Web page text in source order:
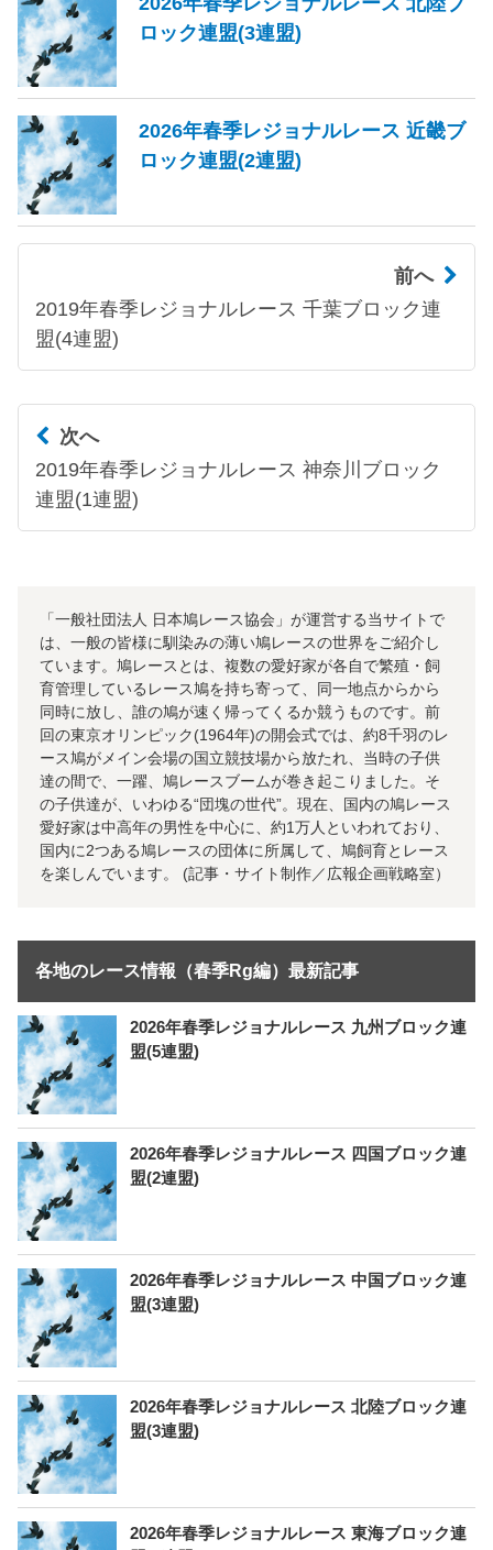
ロック連盟(3連盟)
2026年春季レジョナルレース 近畿ブ
ロック連盟(2連盟)
前へ
2019年春季レジョナルレース 千葉ブロック連
盟(4連盟)
次へ
2019年春季レジョナルレース 神奈川ブロック
連盟(1連盟)
「一般社団法人 日本鳩レース協会」が運営する当サイトで
は、一般の皆様に馴染みの薄い鳩レースの世界をご紹介し
ています。鳩レースとは、複数の愛好家が各自で繁殖・飼
育管理しているレース鳩を持ち寄って、同一地点からから
同時に放し、誰の鳩が速く帰ってくるか競うものです。前
回の東京オリンピック(1964年)の開会式では、約8千羽のレ
ース鳩がメイン会場の国立競技場から放たれ、当時の子供
達の間で、一躍、鳩レースブームが巻き起こりました。そ
の子供達が、いわゆる“団塊の世代”。現在、国内の鳩レース
愛好家は中高年の男性を中心に、約1万人といわれており、
国内に2つある鳩レースの団体に所属して、鳩飼育とレース
を楽しんでいます。 (記事・サイト制作／広報企画戦略室）
各地のレース情報（春季Rg編）最新記事
2026年春季レジョナルレース 九州ブロック連
盟(5連盟)
2026年春季レジョナルレース 四国ブロック連
盟(2連盟)
2026年春季レジョナルレース 中国ブロック連
盟(3連盟)
2026年春季レジョナルレース 北陸ブロック連
盟(3連盟)
2026年春季レジョナルレース 東海ブロック連